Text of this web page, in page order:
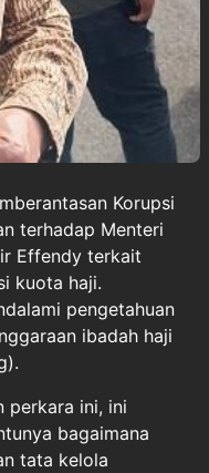
Korupsi
terhadap Menteri
Effendy terkait
kuota haji.
pengetahuan
ibadah haji
perkara ini, ini
bagaimana
tata kelola